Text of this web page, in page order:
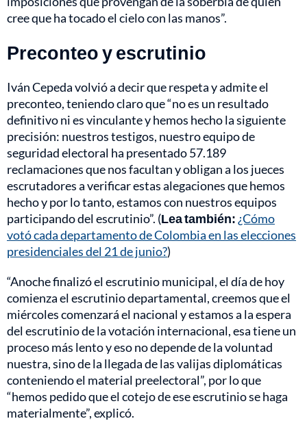
cree que ha tocado el cielo con las manos”.
Preconteo y escrutinio
Iván Cepeda volvió a decir que respeta y admite el
preconteo, teniendo claro que “no es un resultado
definitivo ni es vinculante y hemos hecho la siguiente
precisión: nuestros testigos, nuestro equipo de
seguridad electoral ha presentado 57.189
reclamaciones que nos facultan y obligan a los jueces
escrutadores a verificar estas alegaciones que hemos
hecho y por lo tanto, estamos con nuestros equipos
participando del escrutinio”. (Lea también: ¿Cómo
votó cada departamento de Colombia en las elecciones
presidenciales del 21 de junio?)
“Anoche finalizó el escrutinio municipal, el día de hoy
comienza el escrutinio departamental, creemos que el
miércoles comenzará el nacional y estamos a la espera
del escrutinio de la votación internacional, esa tiene un
proceso más lento y eso no depende de la voluntad
nuestra, sino de la llegada de las valijas diplomáticas
conteniendo el material preelectoral”, por lo que
“hemos pedido que el cotejo de ese escrutinio se haga
materialmente”, explicó.